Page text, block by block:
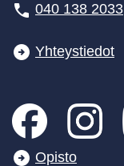
040 138 2033
Yhteystiedot
Opisto